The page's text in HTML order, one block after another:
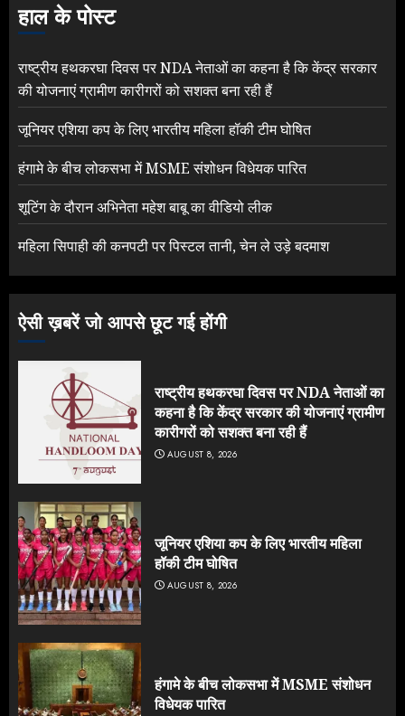
हाल के पोस्ट
राष्ट्रीय हथकरघा दिवस पर NDA नेताओं का कहना है कि केंद्र सरकार
की योजनाएं ग्रामीण कारीगरों को सशक्त बना रही हैं
जूनियर एशिया कप के लिए भारतीय महिला हॉकी टीम घोषित
हंगामे के बीच लोकसभा में MSME संशोधन विधेयक पारित
शूटिंग के दौरान अभिनेता महेश बाबू का वीडियो लीक
महिला सिपाही की कनपटी पर पिस्टल तानी, चेन ले उड़े बदमाश
ऐसी ख़बरें जो आपसे छूट गई होंगी
राष्ट्रीय हथकरघा दिवस पर NDA नेताओं का
कहना है कि केंद्र सरकार की योजनाएं ग्रामीण
कारीगरों को सशक्त बना रही हैं
AUGUST 8, 2026
जूनियर एशिया कप के लिए भारतीय महिला
हॉकी टीम घोषित
AUGUST 8, 2026
हंगामे के बीच लोकसभा में MSME संशोधन
विधेयक पारित